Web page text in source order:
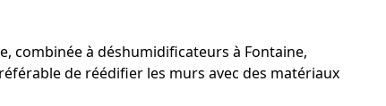
combinée à déshumidificateurs à Fontaine,
de réédifier les murs avec des matériaux